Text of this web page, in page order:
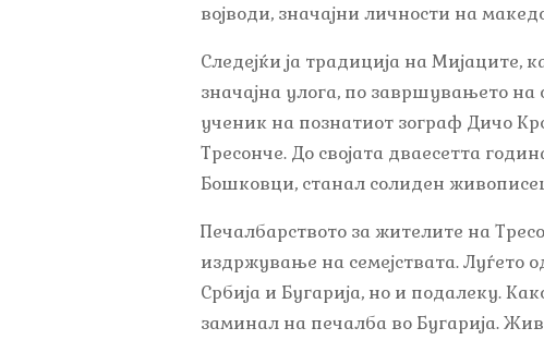
војводи, значајни личности на
Следејќи ја традиција на Мијаците,
значајна улога, по завршувањето
ученик на познатиот зограф Дичо
Тресонче. До својата дваесетта
Бошковци, станал солиден
Печалбарството за жителите на
издржување на семејствата. Луѓето
Србија и Бугарија, но и подалеку.
заминал на печалба во Бугарија.